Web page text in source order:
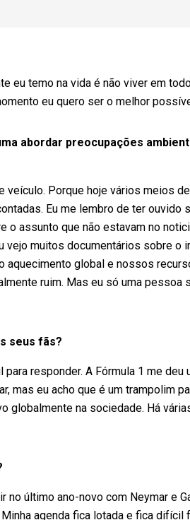
eu temo na vida é não viver em
eu quero ser o melhor
abordar preocupações
veículo. Porque hoje vários meios
Eu me lembro de ter
o assunto que não estavam no
vejo muitos documentários sobre o
aquecimento global e nossos
ruim. Mas eu só uma pessoa
seus fãs?
responder. A Fórmula 1 me
mas eu acho que é um trampolim
globalmente na sociedade. Há
no último ano-novo com Neymar e
agenda fica lotada e fica difícil